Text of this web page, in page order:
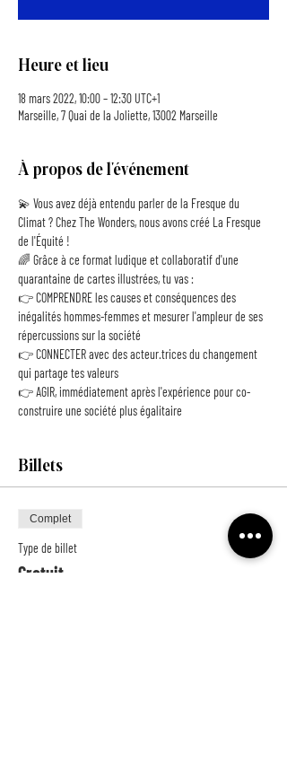
Heure et lieu
18 mars 2022, 10:00 – 12:30 UTC+1
Marseille, 7 Quai de la Joliette, 13002 Marseille
À propos de l'événement
💫 Vous avez déjà entendu parler de la Fresque du
Climat ? Chez The Wonders, nous avons créé La Fresque
de l'Équité !
🌈 Grâce à ce format ludique et collaboratif d'une
quarantaine de cartes illustrées, tu vas :
👉 COMPRENDRE les causes et conséquences des
inégalités hommes-femmes et mesurer l'ampleur de ses
répercussions sur la société
👉 CONNECTER avec des acteur.trices du changement
qui partage tes valeurs
👉 AGIR, immédiatement après l'expérience pour co-
construire une société plus égalitaire
Billets
Complet
Type de billet
Gratuit